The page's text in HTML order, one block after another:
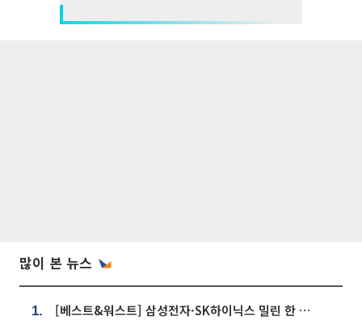
많이 본 뉴스
1. [베스트&워스트] 삼성전자·SK하이닉스 밀린 한 주…상상인증권은 85% 급등